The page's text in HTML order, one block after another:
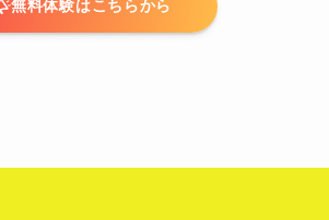
無料体験はこちらから